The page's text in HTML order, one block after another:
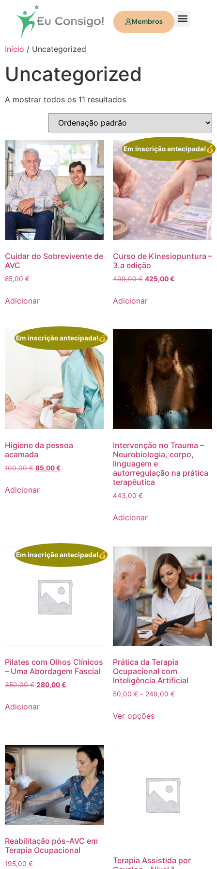
Membros
Início / Uncategorized
Uncategorized
A mostrar todos os 11 resultados
Cuidar do Sobrevivente de
AVC
85,00 €
Adicionar
Em inscrição antecipada!💰
Curso de Kinesiopuntura –
3.a edição
499,00€ 425,00€
Adicionar
Em inscrição antecipada!💰
Higiene da pessoa
acamada
100,00€ 85,00€
Adicionar
Intervenção no Trauma –
Neurobiologia, corpo,
linguagem e
autorregulação na prática
terapêutica
443,00 €
Adicionar
Em inscrição antecipada!💰
Pilates com Olhos Clínicos
– Uma Abordagem Fascial
350,00€ 280,00€
Adicionar
Prática da Terapia
Ocupacional com
Inteligência Artificial
50,00 € – 249,00 €
Ver opções
Reabilitação pós-AVC em
Terapia Ocupacional
195,00 €
Terapia Assistida por